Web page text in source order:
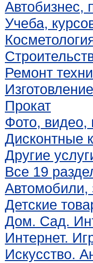
Автобизнес,
Учеба,
Ремонт
Прокат
Фото, видео,
Дисконтные
Другие
Все 19
Автомобили,
Детские
Дом. Сад.
Интернет.
Искусство.